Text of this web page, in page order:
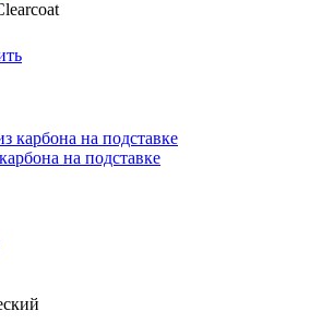
на подставке